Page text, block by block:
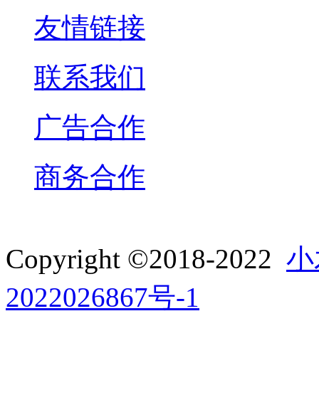
友情链接
联系我们
广告合作
商务合作
Copyright ©2018-2022
2022026867号-1